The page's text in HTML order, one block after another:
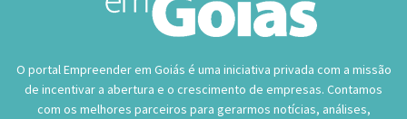
O portal Empreender em Goiás é uma iniciativa privada com a missão
de incentivar a abertura e o crescimento de empresas. Contamos
com os melhores parceiros para gerarmos notícias, análises,